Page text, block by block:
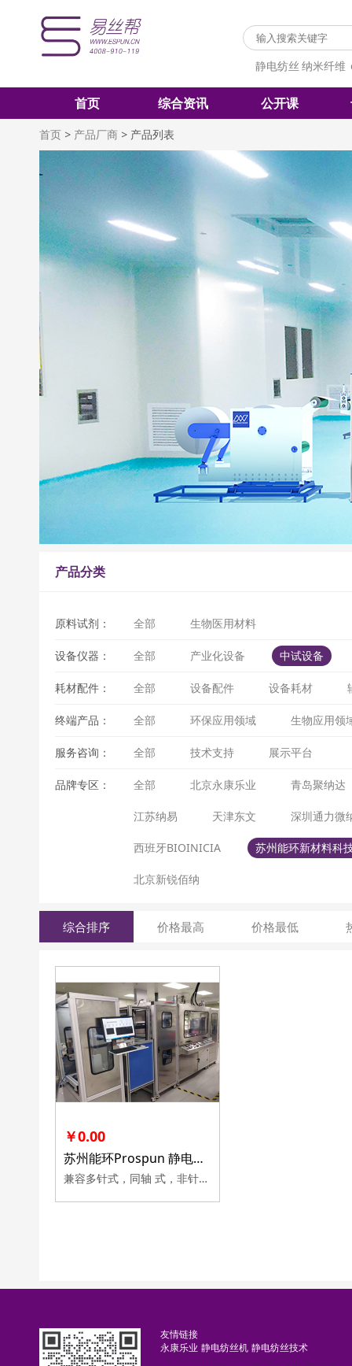
静电纺丝 纳米纤维
首页 综合资讯 公开课
首页 > 产品厂商 > 产品列表
产品分类
原料试剂： 全部 生物医用材料
设备仪器： 全部 产业化设备 中试设备
耗材配件： 全部 设备配件 设备耗材
终端产品： 全部 环保应用领域 生物应用领
服务咨询： 全部 技术支持 展示平台
品牌专区： 全部 北京永康乐业 青岛聚纳达
江苏纳易 天津东文 深圳通力微
西班牙BIOINICIA 苏州能环新材料科
北京新锐佰纳
综合排序 价格最高 价格最低
￥0.00
苏州能环Prospun 静电纺丝简易设备中试级的通用静电纺丝机电纺丝仪器
兼容多针式，同轴 式，非针式，滚筒式，平面式，收放卷，以及各种管状接收器，混合式静电纺丝发射极，能实现各种不同的成型要求。
友情链接
永康乐业 静电纺丝机 静电纺丝技术